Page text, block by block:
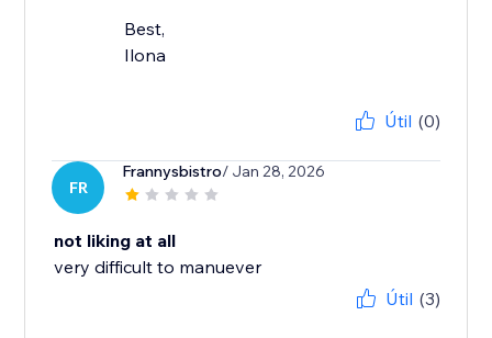
Best,
Ilona
Útil (0)
FR
Frannysbistro/ Jan 28, 2026
not liking at all
very difficult to manuever
Útil (3)